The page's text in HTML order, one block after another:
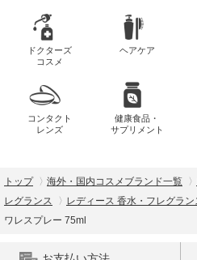
ドクターズ
コスメ
ヘアケア
コンタクト
レンズ
健康食品・
サプリメント
トップ 海外・国内コスメブランド一覧
レグランス
レディース 香水・フレグラン
ワレスプレー 75ml